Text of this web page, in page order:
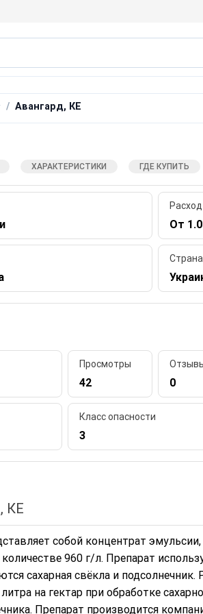
Авангард, КЕ
ХАРАКТЕРИСТИКИ ГДЕ КУПИТЬ
От
Страна
Просмотры
42 0
Класс опасности
3
КЕ
собой концентрат
960 г/л. Препарат
сахарная свёкла и
на гектар при обработке
Препарат производится